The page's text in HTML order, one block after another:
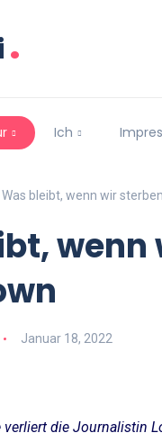
.
Ich
Was bleibt, wenn wir
Januar 18, 2022
die Journalistin